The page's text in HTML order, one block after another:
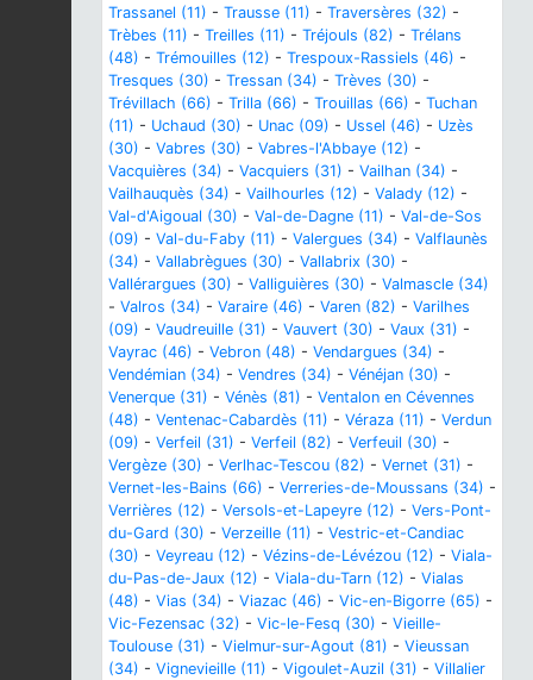
Trassanel (11) - Trausse (11) - Traversères (32) -
Trèbes (11) - Treilles (11) - Tréjouls (82) - Trélans
(48) - Trémouilles (12) - Trespoux-Rassiels (46) -
Tresques (30) - Tressan (34) - Trèves (30) -
Trévillach (66) - Trilla (66) - Trouillas (66) - Tuchan
(11) - Uchaud (30) - Unac (09) - Ussel (46) - Uzès
(30) - Vabres (30) - Vabres-l'Abbaye (12) -
Vacquières (34) - Vacquiers (31) - Vailhan (34) -
Vailhauquès (34) - Vailhourles (12) - Valady (12) -
Val-d'Aigoual (30) - Val-de-Dagne (11) - Val-de-Sos
(09) - Val-du-Faby (11) - Valergues (34) - Valflaunès
(34) - Vallabrègues (30) - Vallabrix (30) -
Vallérargues (30) - Valliguières (30) - Valmascle (34)
- Valros (34) - Varaire (46) - Varen (82) - Varilhes
(09) - Vaudreuille (31) - Vauvert (30) - Vaux (31) -
Vayrac (46) - Vebron (48) - Vendargues (34) -
Vendémian (34) - Vendres (34) - Vénéjan (30) -
Venerque (31) - Vénès (81) - Ventalon en Cévennes
(48) - Ventenac-Cabardès (11) - Véraza (11) - Verdun
(09) - Verfeil (31) - Verfeil (82) - Verfeuil (30) -
Vergèze (30) - Verlhac-Tescou (82) - Vernet (31) -
Vernet-les-Bains (66) - Verreries-de-Moussans (34) -
Verrières (12) - Versols-et-Lapeyre (12) - Vers-Pont-
du-Gard (30) - Verzeille (11) - Vestric-et-Candiac
(30) - Veyreau (12) - Vézins-de-Lévézou (12) - Viala-
du-Pas-de-Jaux (12) - Viala-du-Tarn (12) - Vialas
(48) - Vias (34) - Viazac (46) - Vic-en-Bigorre (65) -
Vic-Fezensac (32) - Vic-le-Fesq (30) - Vieille-
Toulouse (31) - Vielmur-sur-Agout (81) - Vieussan
(34) - Vignevieille (11) - Vigoulet-Auzil (31) - Villalier